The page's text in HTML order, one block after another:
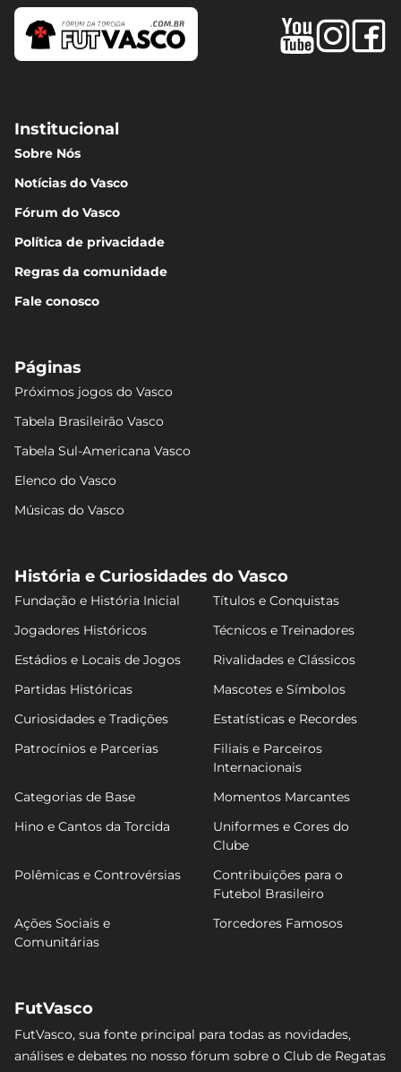
Institucional
Sobre Nós
Notícias do Vasco
Fórum do Vasco
Política de privacidade
Regras da comunidade
Fale conosco
Páginas
Próximos jogos do Vasco
Tabela Brasileirão Vasco
Tabela Sul-Americana Vasco
Elenco do Vasco
Músicas do Vasco
História e Curiosidades do Vasco
Fundação e História Inicial
Títulos e Conquistas
Jogadores Históricos
Técnicos e Treinadores
Estádios e Locais de Jogos
Rivalidades e Clássicos
Partidas Históricas
Mascotes e Símbolos
Curiosidades e Tradições
Estatísticas e Recordes
Patrocínios e Parcerias
Filiais e Parceiros
Internacionais
Categorias de Base
Momentos Marcantes
Hino e Cantos da Torcida
Uniformes e Cores do
Clube
Polêmicas e Controvérsias
Contribuições para o
Futebol Brasileiro
Ações Sociais e
Comunitárias
Torcedores Famosos
FutVasco
FutVasco, sua fonte principal para todas as novidades,
análises e debates no nosso fórum sobre o Club de Regatas